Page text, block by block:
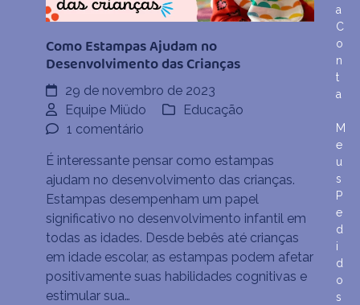
Como Estampas Ajudam no
Desenvolvimento das Crianças
29 de novembro de 2023
Equipe Miüdo
Educação
1 comentário
Estampas
Ajudam
no
Desenvolvimento
das
Crianças
É interessante pensar como estampas
ajudam no desenvolvimento das crianças.
Estampas desempenham um papel
significativo no desenvolvimento infantil em
todas as idades. Desde bebês até crianças
em idade escolar, as estampas podem afetar
positivamente suas habilidades cognitivas e
estimular sua…
a
C
o
n
t
a
M
e
u
s
P
e
d
i
d
o
s